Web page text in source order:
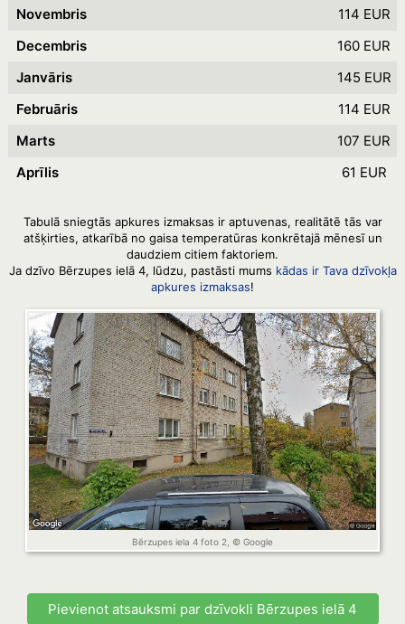
Novembris
114 EUR
Decembris
160 EUR
Janvāris
145 EUR
Februāris
114 EUR
Marts
107 EUR
Aprīlis
61 EUR
Tabulā sniegtās apkures izmaksas ir aptuvenas, realitātē tās var
atšķirties, atkarībā no gaisa temperatūras konkrētajā mēnesī un
daudziem citiem faktoriem.
Ja dzīvo Bērzupes ielā 4, lūdzu, pastāsti mums kādas ir Tava dzīvokļa
apkures izmaksas!
Bērzupes iela 4 foto 2, © Google
Pievienot atsauksmi par dzīvokli Bērzupes ielā 4